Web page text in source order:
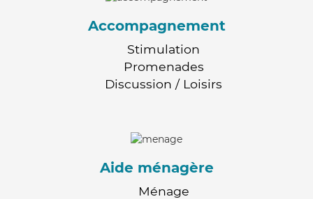
Accompagnement
Stimulation
Promenades
Discussion / Loisirs
Aide ménagère
Ménage